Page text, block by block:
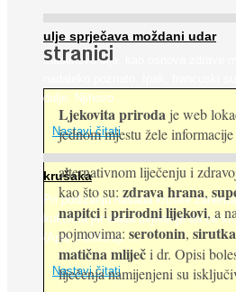
ulje sprječava moždani udar
Maslinovo ulje, kao osnova zdrave
dalje. Njihovo ...
Nastavi čitati
krušaka
Pri podizanju nasada kruške
kukcima jer vlada uvjerenje da će
(Apis mellifera). ...
Nastavi čitati
stranici
Ljekovita priroda je web
jednom mjestu žele
alternativnom liječenju i
kao što su: zdrava hrana,
napitciiprirodni lijekovi, a
pojmovima: serotonin, sirutka
matična mliječi dr. Opisi
liječenja namijenjeni su